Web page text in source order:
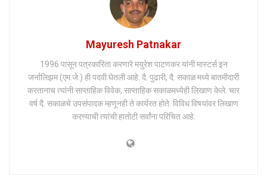
Mayuresh Patnakar
1996 पासून पत्रकारिता करणारे मयुरेश पाटणकर यांनी मास्टर्स इन
जर्नालिझम (एम.जे.) ही पदवी घेतली आहे. दै. पुढारी, दै. सकाळ मध्ये बातमीदारी
करतानाच त्यांनी साप्ताहिक विवेक, साप्ताहिक सकाळमध्येही लिखाण केले. चार
वर्ष दै. सकाळचे उपसंपादक म्हणूनही ते कार्यरत होते. विविध विषयांवर लिखाण
करण्याची त्यांची हातोटी सर्वांना परिचित आहे.